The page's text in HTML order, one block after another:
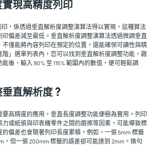
現高精度列印
印，係透過垂直解析度調整演算法得以實現，這種算法
印偏差減至最低。垂直解析度調整演算法透過微調垂直
不僅能將內容列印在預定的位置，還能確保可讀性與精
階」選單列表內，您可以找到垂直解析度調整功能，啟
後，輸入 90% 至 115% 範圍內的數值，便可輕鬆調
直解析度？
要高精度的應用，垂直長度調整功能便極為實用。列印
力或紙張與印表機零件之間的磨擦等因素，可能導致標
偏差也會隨著列印長度累積。例如，一張 5mm 標籤
，但一張 200mm 標籤的誤差卻可能達到 2mm。換句